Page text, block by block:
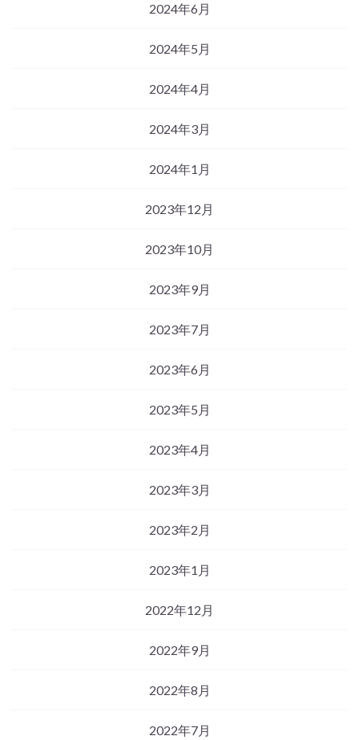
2024年6月
2024年5月
2024年4月
2024年3月
2024年1月
2023年12月
2023年10月
2023年9月
2023年7月
2023年6月
2023年5月
2023年4月
2023年3月
2023年2月
2023年1月
2022年12月
2022年9月
2022年8月
2022年7月